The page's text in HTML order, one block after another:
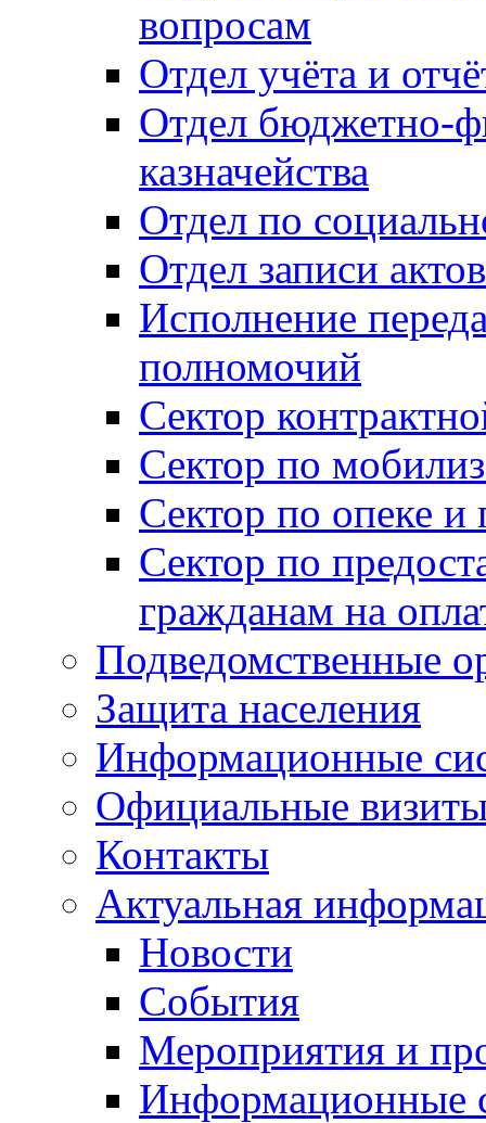
вопросам
Отдел учёта и
Отдел бюджетно-
казначейства
Отдел по
Отдел записи
Исполнение
полномочий
Сектор
Сектор по
Сектор по опеке и
Сектор по
гражданам на
Подведомственные
Защита населения
Информационные
Официальные
Контакты
Актуальная
Новости
События
Мероприятия и
Информационные